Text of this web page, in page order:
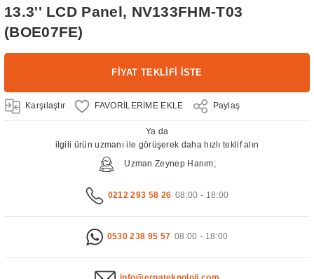
13.3'' LCD Panel, NV133FHM-T03
(BOE07FE)
FİYAT TEKLİFİ İSTE
Karşılaştır Paylaş
Ya da
ilgili ürün uzmanı ile görüşerek daha hızlı teklif alın
Uzman Zeynep Hanım;
0212 293 58 26 08:00 - 18:00
0530 238 95 57 08:00 - 18:00